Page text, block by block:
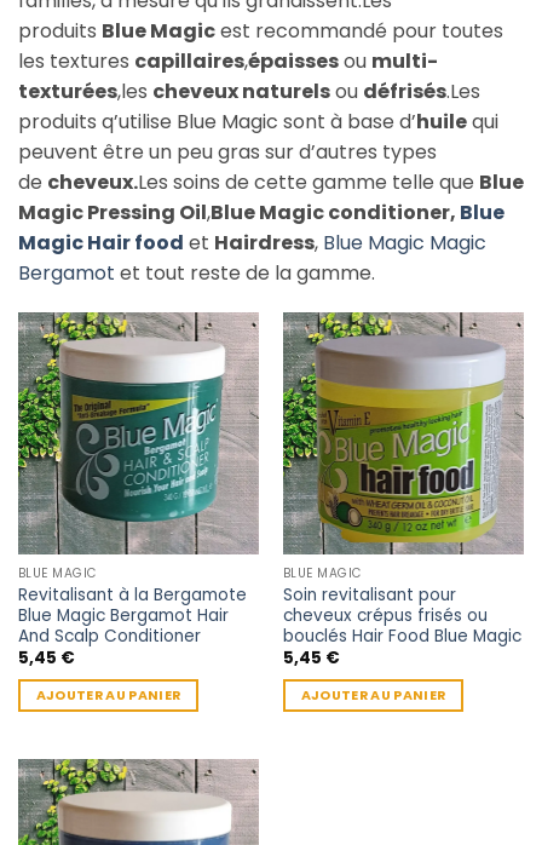
produits Blue Magicest recommandé pour toutes
les textures capillaires,épaissesou multi-
texturées,les cheveux naturelsou défrisés.Les
produits q’utilise Blue Magic sont à base d’huilequi
peuvent être un peu gras sur d’autres types
de cheveux.Les soins de cette gamme telle que Blue
Magic Pressing Oil,Blue Magic conditioner, Blue
Magic Hair food et Hairdress, Blue Magic Magic
Bergamot et tout reste de la gamme.
BLUE MAGIC
Revitalisant à la Bergamote
Blue Magic Bergamot Hair
And Scalp Conditioner
5,45 €
AJOUTER AU PANIER
BLUE MAGIC
Soin revitalisant pour
cheveux crépus frisés ou
bouclés Hair Food Blue Magic
5,45 €
AJOUTER AU PANIER